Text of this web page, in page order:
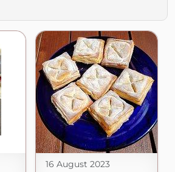
16 August 2023